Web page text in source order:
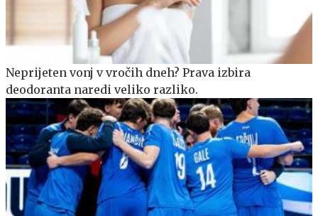
Neprijeten vonj v vročih dneh? Prava izbira
deodoranta naredi veliko razliko.